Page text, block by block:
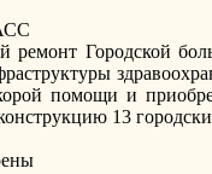
ремонт Городской
помощи и
13